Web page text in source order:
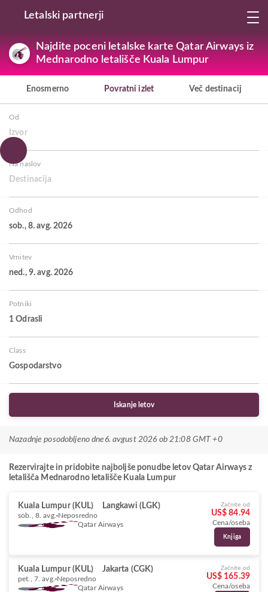
Letalski partnerji
Najdite poceni letalske karte Qatar Airways iz
Mednarodno letališče Kuala Lumpur
Enosmerno Povratni izlet Več destinacij
Od
Izvor
Na naslov
Destinacija
Odhod
sob., 8. avg. 2026
Vrnitev
ned., 9. avg. 2026
Potniki
1 Odrasli
Class
Gospodarstvo
Iskanje letov
Nazadnje posodobljeno dne 6. avgust 2026 ob 21:08 GMT +0
Rezervirajte in pridobite najboljše ponudbe letov Qatar Airways z
letališča Mednarodno letališče Kuala Lumpur
Kuala Lumpur (KUL) Langkawi (LGK)
sob., 8. avg. Neposredno
Qatar Airways
Začnite od
US$ 84.94
Cena/oseba
Knjiga
Kuala Lumpur (KUL) Jakarta (CGK)
pet., 7. avg. Neposredno
Qatar Airways
Začnite od
US$ 165.39
Cena/oseba